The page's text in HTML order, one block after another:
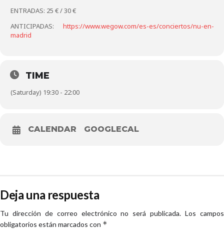
ENTRADAS: 25 € / 30 €
ANTICIPADAS: https://www.wegow.com/es-es/conciertos/nu-en-
madrid
TIME
(Saturday) 19:30 - 22:00
CALENDAR GOOGLECAL
Deja una respuesta
Tu dirección de correo electrónico no será publicada. Los campos
obligatorios están marcados con *